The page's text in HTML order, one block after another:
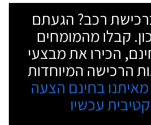
רכב? הגעתם
קבלו מהמומחים
הכירו את מבצעי
הרכישה המיוחדות
בחינם הצעה
עכשיו